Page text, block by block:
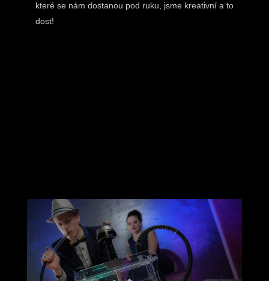
které se nám dostanou pod ruku, jsme kreativní a to
dost!